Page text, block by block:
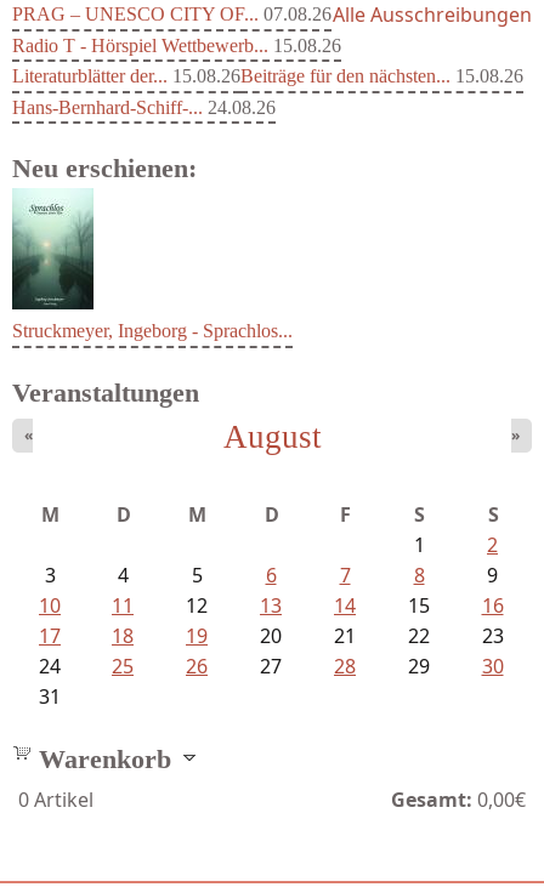
PRAG – UNESCO CITY OF... 07.08.26
Radio T - Hörspiel Wettbewerb... 15.08.26
Literaturblätter der... 15.08.26Beiträge für den nächsten... 15.08.26
Hans-Bernhard-Schiff-... 24.08.26
Alle Ausschreibungen
Neu erschienen:
Struckmeyer, Ingeborg - Sprachlos...
Veranstaltungen
August
« »
M D M D F S
S
1
2
3
4 5 6 7 8
9
10
11 12 13 14 15
16
17
18 19 20 21 22
23
24
25 26 27 28 29
30
31
Warenkorb
0Artikel Gesamt: 0,00€